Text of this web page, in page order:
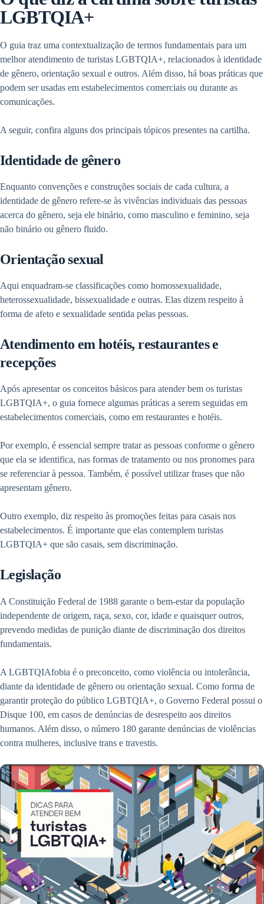
LGBTQIA+
O guia traz uma contextualização de termos fundamentais para um
melhor atendimento de turistas LGBTQIA+, relacionados à identidade
de gênero, orientação sexual e outros. Além disso, há boas práticas que
podem ser usadas em estabelecimentos comerciais ou durante as
comunicações.
A seguir, confira alguns dos principais tópicos presentes na cartilha.
Identidade de gênero
Enquanto convenções e construções sociais de cada cultura, a
identidade de gênero refere-se às vivências individuais das pessoas
acerca do gênero, seja ele binário, como masculino e feminino, seja
não binário ou gênero fluido.
Orientação sexual
Aqui enquadram-se classificações como homossexualidade,
heterossexualidade, bissexualidade e outras. Elas dizem respeito à
forma de afeto e sexualidade sentida pelas pessoas.
Atendimento em hotéis, restaurantes e
recepções
Após apresentar os conceitos básicos para atender bem os turistas
LGBTQIA+, o guia fornece algumas práticas a serem seguidas em
estabelecimentos comerciais, como em restaurantes e hotéis.
Por exemplo, é essencial sempre tratar as pessoas conforme o gênero
que ela se identifica, nas formas de tratamento ou nos pronomes para
se referenciar à pessoa. Também, é possível utilizar frases que não
apresentam gênero.
Outro exemplo, diz respeito às promoções feitas para casais nos
estabelecimentos. É importante que elas contemplem turistas
LGBTQIA+ que são casais, sem discriminação.
Legislação
A Constituição Federal de 1988 garante o bem-estar da população
independente de origem, raça, sexo, cor, idade e quaisquer outros,
prevendo medidas de punição diante de discriminação dos direitos
fundamentais.
A LGBTQIAfobia é o preconceito, como violência ou intolerância,
diante da identidade de gênero ou orientação sexual. Como forma de
garantir proteção do público LGBTQIA+, o Governo Federal possui o
Disque 100, em casos de denúncias de desrespeito aos direitos
humanos. Além disso, o número 180 garante denúncias de violências
contra mulheres, inclusive trans e travestis.